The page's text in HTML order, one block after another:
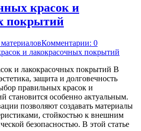
красок и
покрытий
Комментарии: 0
и лакокрасочных покрытий В
защита и долговечность
правильных красок и
становится особенно актуальным.
позволяют создавать материалы
стойкостью к внешним
безопасностью. В этой статье